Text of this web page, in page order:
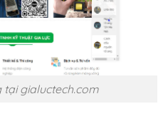
tại gialuctech.com